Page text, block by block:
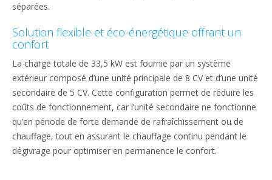
séparées.
Solution flexible et éco-énergétique offrant un
confort
La charge totale de 33,5 kW est fournie par un système
extérieur composé d’une unité principale de 8 CV et d’une unité
secondaire de 5 CV. Cette configuration permet de réduire les
coûts de fonctionnement, car l’unité secondaire ne fonctionne
qu’en période de forte demande de rafraîchissement ou de
chauffage, tout en assurant le chauffage continu pendant le
dégivrage pour optimiser en permanence le confort.